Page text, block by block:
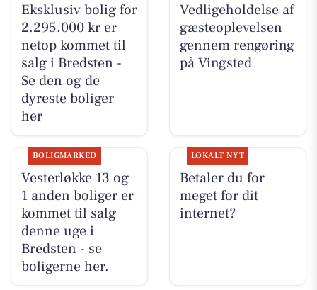
Eksklusiv bolig for
2.295.000 kr er
netop kommet til
salg i Bredsten -
Se den og de
dyreste boliger
her
Vedligeholdelse af
gæsteoplevelsen
gennem rengøring
på Vingsted
BOLIGMARKED
Vesterløkke 13 og
1 anden boliger er
kommet til salg
denne uge i
Bredsten - se
boligerne her.
LOKALT NYT
Betaler du for
meget for dit
internet?